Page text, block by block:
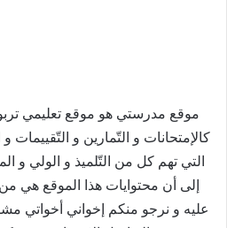
موقع مدرستي هو موقع تعليمي
كالإمتحانات و التّمارين و التّقييمات
التي تهم كل من التّلميذ و الولي و
إلى أن محتوايات هذا الموقع هي
عليه و نرجو منكم إخواني أخواتي